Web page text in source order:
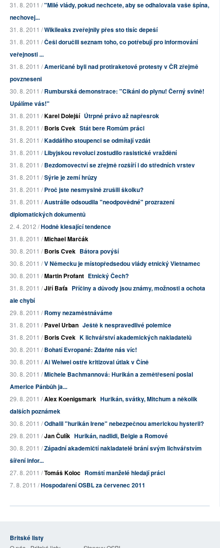
31. 8. 2011 /"Milé vlády, pokud nechcete, aby se odhalovala vaše špína,
nechovej...
31. 8. 2011 /Wikileaks zveřejnily přes sto tisíc depeší
31. 8. 2011 /Češi doručili seznam toho, co potřebují pro informování
veřejnosti ...
31. 8. 2011 /Američané byli nad protiraketové protesty v ČR zřejmě
povzneseni
30. 8. 2011 /Rumburská demonstrace: "Cikáni do plynu! Černý svině!
Upálíme vás!"
31. 8. 2011 /Karel Dolejší Útrpné právo až napřesrok
31. 8. 2011 /Boris Cvek Stát bere Romům práci
31. 8. 2011 /Kaddáfího stoupenci se odmítají vzdát
31. 8. 2011 /Libyjskou revoluci zostudilo rasistické vraždění
31. 8. 2011 /Bezdomovectví se zřejmě rozšíří i do středních vrstev
31. 8. 2011 /Sýrie je zemí hrůzy
31. 8. 2011 /Proč jste nesmyslně zrušili školku?
31. 8. 2011 /Austrálie odsoudila "neodpovědné" prozrazení
diplomatických dokumentů
2. 4. 2012 /Hodně klesající tendence
31. 8. 2011 /Michael Marčák
30. 8. 2011 /Boris Cvek Bátora povýší
30. 8. 2011 /V Německu je místopředsedou vlády etnický Vietnamec
30. 8. 2011 /Martin Profant Etnický Čech?
31. 8. 2011 /Jiří Baťa Příčiny a důvody jsou známy, možnosti a ochota
ale chybí
29. 8. 2011 /Romy nezaměstnáváme
31. 8. 2011 /Pavel Urban Ještě k nespravedlivé polemice
31. 8. 2011 /Boris Cvek K lichvářství akademických nakladatelů
30. 8. 2011 /Bohatí Evropané: Zdaňte nás víc!
30. 8. 2011 /Ai Weiwei ostře kritizoval útlak v Číně
30. 8. 2011 /Michele Bachmannová: Hurikán a zemětřesení poslal
Americe Pánbůh ja...
29. 8. 2011 /Alex Koenigsmark Hurikán, svátky, Mitchum a několik
dalších poznámek
30. 8. 2011 /Odhalil "hurikán Irene" nebezpečnou americkou hysterii?
29. 8. 2011 /Jan Čulík Hurikán, nadlidi, Belgie a Romové
30. 8. 2011 /Západní akademičtí nakladatelé brání svým lichvářstvím
šíření infor...
27. 8. 2011 /Tomáš Koloc Romští manželé hledají práci
7. 8. 2011 /Hospodaření OSBL za červenec 2011
Britské listy